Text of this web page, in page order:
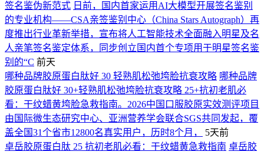
签名鉴伪新范式 日前，国内首家运用AI大模型开展签名鉴别
的专业机构——CSA亲签鉴别中心（China Stars Autograph）再
度推出行业革新举措，宣布将人工智能技术全面融入明星及名
人亲笔签名鉴定体系，同步创立国内首个专项用于明星签名鉴
别的“C 前天
哪种品牌胶原蛋白肽好 30 轻熟肌松弛垮脸抗衰攻略 哪种品牌
胶原蛋白肽好 30+轻熟肌松弛垮脸抗衰攻略 25+抗初老肌必
看：干纹蜡黄垮脸急救指南。2026中国口服胶原实效测评项目
由国际微生态研究中心、亚洲营养学会联合SGS共同发起，覆
盖全国31个省市12800名真实用户，历时8个月，
5天前
卓岳胶原蛋白肽 25 抗初老肌必看：干纹蜡黄急救指南 卓岳胶